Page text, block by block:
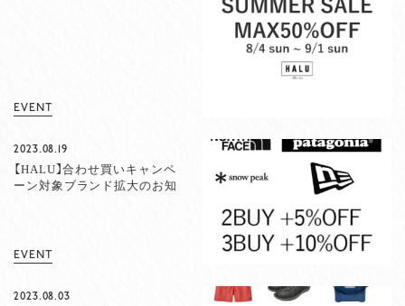
EVENT
2023.08.19
【HALU】合わせ買いキャンペ
ーン対象ブランド拡大のお知
EVENT
2023.08.03